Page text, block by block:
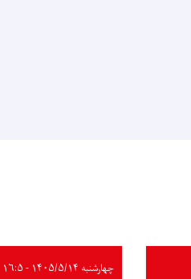
چهارشنبه ۱۴۰۵/۵/۱۴ - ۱۶:۵